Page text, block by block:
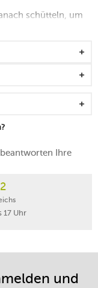
schütteln, um
Ihre
17 Uhr
und